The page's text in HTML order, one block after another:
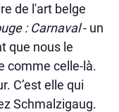
de l'art belge
: Carnaval- un
que nous le
comme celle-là.
C’est elle qui
Schmalzigaug.